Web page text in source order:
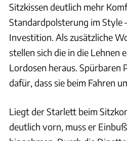
Sitzkissen deutlich mehr
Standardpolsterung im Style
Investition. Als zusätzliche
stellen sich die in die Lehnen
Lordosen heraus. Spürbaren
dafür, dass sie beim Fahren
Liegt der Starlett beim
deutlich vorn, muss er